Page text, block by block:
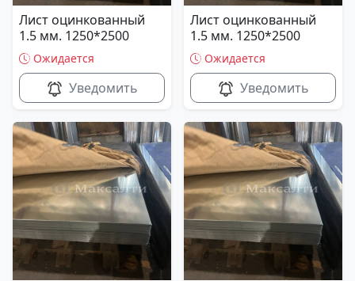
Лист оцинкованный
1.5 мм. 1250*2500
Ожидается
Уведомить
Лист оцинкованный
1.5 мм. 1250*2500
Ожидается
Уведомить